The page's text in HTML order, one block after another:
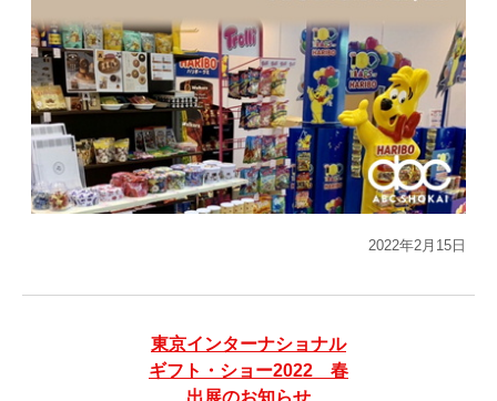
2022年2月15日
東京インターナショナル
ギフト・ショー2022 春
出展のお知らせ